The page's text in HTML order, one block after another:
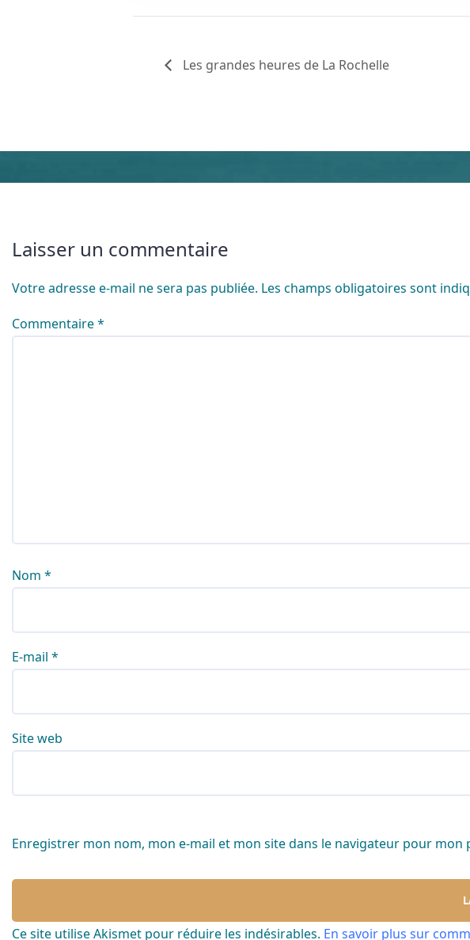
Les grandes heures de La Rochelle
Laisser un commentaire
Votre adresse e-mail ne sera pas publiée. Les champs obligatoires sont
Commentaire*
Nom *
E-mail *
Site web
Enregistrer mon nom, mon e-mail et mon site dans le navigateur pour mon
Ce site utilise Akismet pour réduire les indésirables. En savoir plus sur